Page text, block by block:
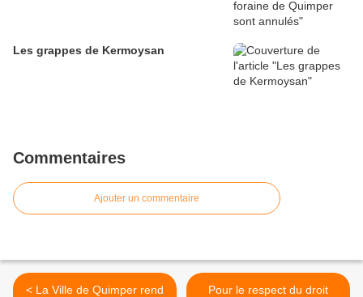
Les grappes de Kermoysan
Commentaires
Ajouter un commentaire
< La Ville de Quimper rend
Pour le respect du droit